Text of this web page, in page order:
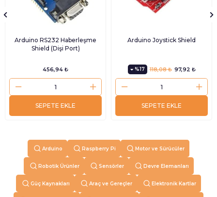
Arduino RS232 Haberleşme
Shield (Dişi Port)
456,94 ₺
SEPETE EKLE
Arduino Joystick Shield
%17 97,92 ₺
118,08 ₺
SEPETE EKLE
Arduino Raspberry Pi Motor ve Sürücüler
Robotik Ürünler Sensörler Devre Elemanları
Güç Kaynakları Araç ve Gereçler Elektronik Kartlar